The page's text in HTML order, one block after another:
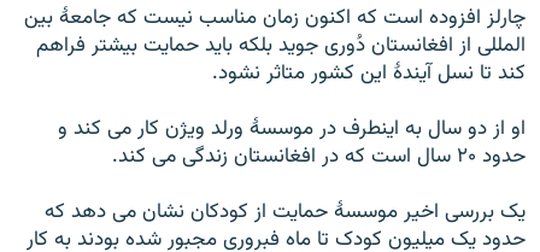
چارلز افزوده است که اکنون زمان مناسب نیست که جامعۀ بین
المللی از افغانستان دُوری جوید بلکه باید حمایت بیشتر فراهم
کند تا نسل آیندۀ این کشور متاثر نشود.
او از دو سال به اینطرف در موسسۀ ورلد ویژن کار می کند و
حدود ۲۰ سال است که در افغانستان زندگی می کند.
یک بررسی اخیر موسسۀ حمایت از کودکان نشان می دهد که
حدود یک میلیون کودک تا ماه فبروری مجبور شده بودند به کار